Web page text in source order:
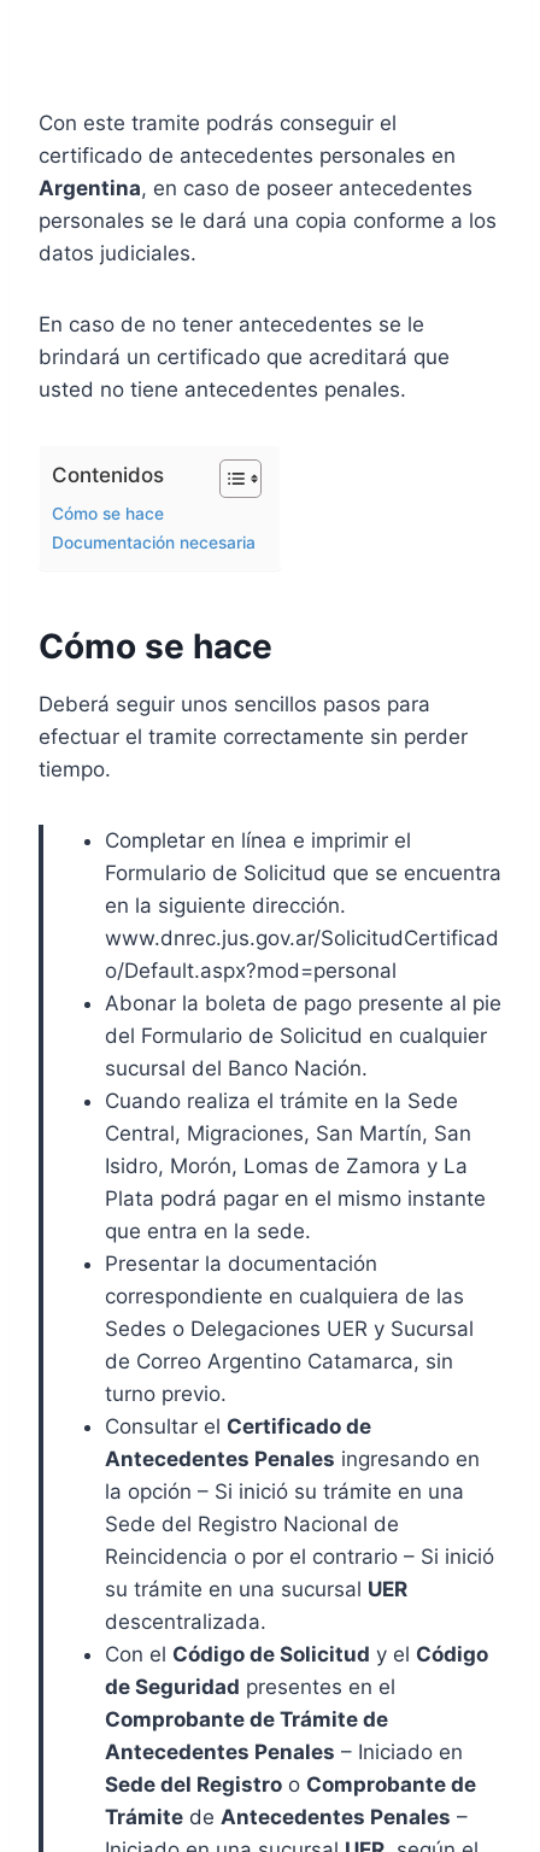
Con este tramite podrás conseguir el
certificado de antecedentes personales en
Argentina, en caso de poseer antecedentes
personales se le dará una copia conforme a los
datos judiciales.
En caso de no tener antecedentes se le
brindará un certificado que acreditará que
usted no tiene antecedentes penales.
Contenidos
Cómo se hace
Documentación necesaria
Cómo se hace
Deberá seguir unos sencillos pasos para
efectuar el tramite correctamente sin perder
tiempo.
Completar en línea e imprimir el
Formulario de Solicitud que se encuentra
en la siguiente dirección.
www.dnrec.jus.gov.ar/SolicitudCertificad
o/Default.aspx?mod=personal
Abonar la boleta de pago presente al pie
del Formulario de Solicitud en cualquier
sucursal del Banco Nación.
Cuando realiza el trámite en la Sede
Central, Migraciones, San Martín, San
Isidro, Morón, Lomas de Zamora y La
Plata podrá pagar en el mismo instante
que entra en la sede.
Presentar la documentación
correspondiente en cualquiera de las
Sedes o Delegaciones UER y Sucursal
de Correo Argentino Catamarca, sin
turno previo.
Consultar el Certificado de
Antecedentes Penales ingresando en
la opción – Si inició su trámite en una
Sede del Registro Nacional de
Reincidencia o por el contrario – Si inició
su trámite en una sucursal UER
descentralizada.
Con el Código de Solicitud y el Código
de Seguridad presentes en el
Comprobante de Trámite de
Antecedentes Penales – Iniciado en
Sede del Registro o Comprobante de
Trámite de Antecedentes Penales –